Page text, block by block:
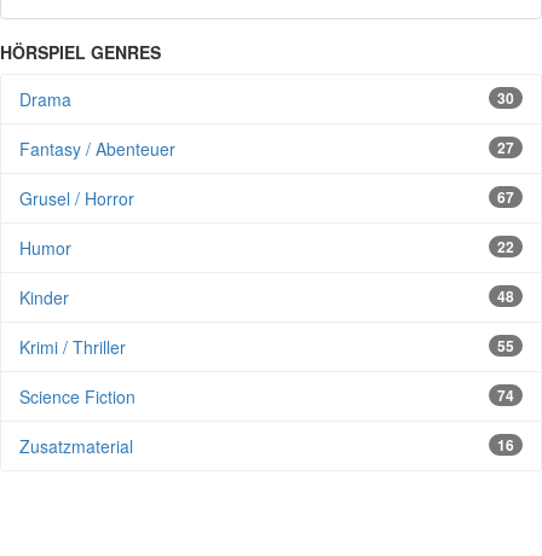
HÖRSPIEL GENRES
30
Drama
27
Fantasy / Abenteuer
67
Grusel / Horror
22
Humor
48
Kinder
55
Krimi / Thriller
74
Science Fiction
16
Zusatzmaterial